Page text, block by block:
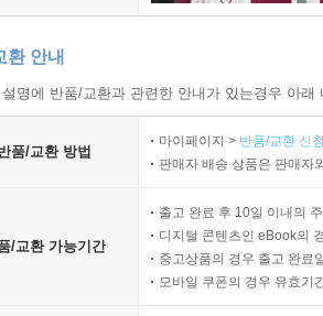
환 안내
명에 반품/교환과 관련한 안내가 있는경우 아
품/교환 방법
마이페이지 > 반품/교환 신
판매자 배송 상품은 판매자
/교환 가능기간
출고 완료 후 10일 이내의
디지털 콘텐츠인 eBook의
중고상품의 경우 출고 완료
모바일 쿠폰의 경우 유효기